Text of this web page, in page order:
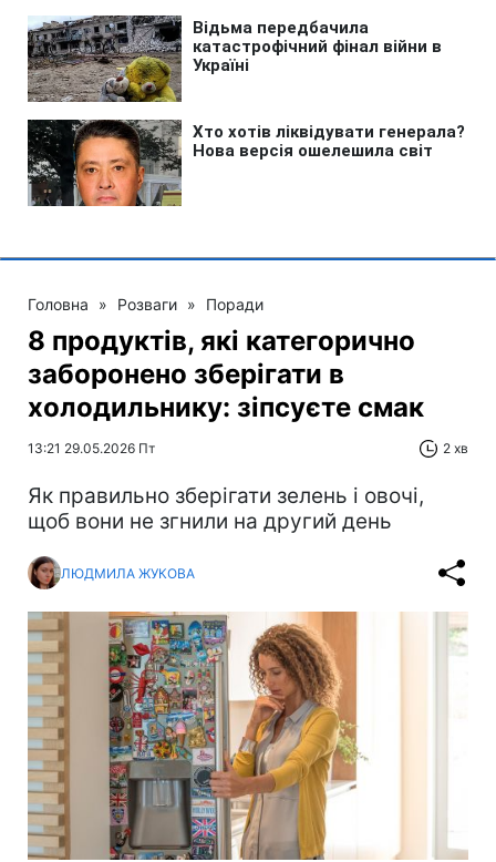
Головна » Розваги » Поради
8 продуктів, які категорично
заборонено зберігати в
холодильнику: зіпсуєте смак
13:21 29.05.2026 Пт 2 хв
Як правильно зберігати зелень і овочі,
щоб вони не згнили на другий день
ЛЮДМИЛА ЖУКОВА